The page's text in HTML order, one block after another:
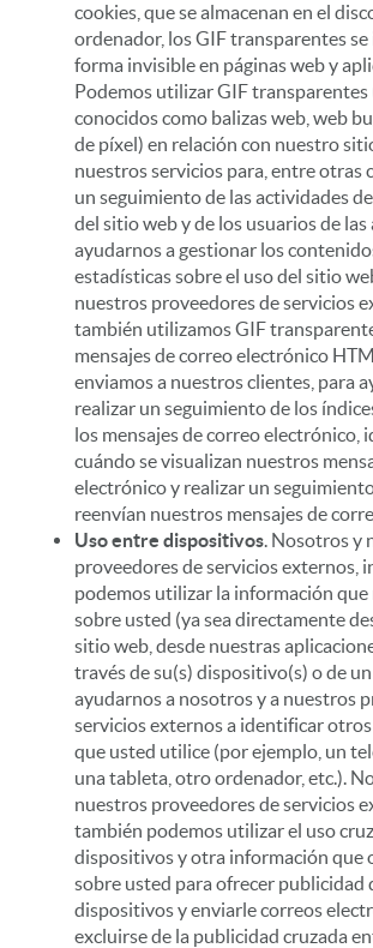
cookies, que se almacenan en el
ordenador, los GIF transparentes
forma invisible en páginas web y
Podemos utilizar GIF transparentes
conocidos como balizas web, web
de píxel) en relación con nuestro
nuestros servicios para, entre otras
un seguimiento de las actividades
del sitio web y de los usuarios de las
ayudarnos a gestionar los
estadísticas sobre el uso del sitio
nuestros proveedores de servicios
también utilizamos GIF
mensajes de correo electrónico
enviamos a nuestros clientes, para
realizar un seguimiento de los
los mensajes de correo electrónico,
cuándo se visualizan nuestros
electrónico y realizar un
reenvían nuestros mensajes de
Uso entre dispositivos. Nosotros y
proveedores de servicios externos,
podemos utilizar la información
sobre usted (ya sea directamente
sitio web, desde nuestras
través de su(s) dispositivo(s) o de
ayudarnos a nosotros y a nuestros
servicios externos a identificar
que usted utilice (por ejemplo, un
una tableta, otro ordenador, etc.).
nuestros proveedores de servicios
también podemos utilizar el uso
dispositivos y otra información que
sobre usted para ofrecer publicidad
dispositivos y enviarle correos
excluirse de la publicidad cruzada